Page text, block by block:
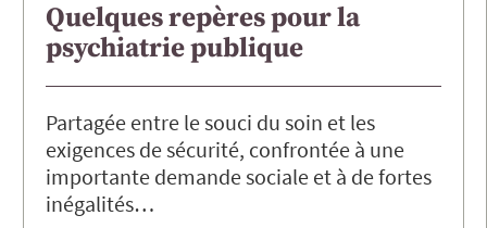
Quelques repères pour la
psychiatrie publique
Partagée entre le souci du soin et les
exigences de sécurité, confrontée à une
importante demande sociale et à de fortes
inégalités…